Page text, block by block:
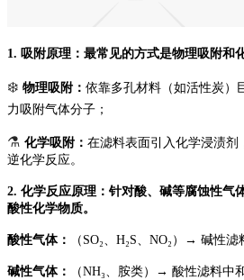
1. 吸附原理：最常见的方式是物理吸附和
❄️ 物理吸附： 依靠多孔材料 （如活性炭
力吸附气体分子；
⚗️ 化学吸附： 在滤料表面引入化学浸渍
逆化学反应。
2. 化学反应原理：针对酸、碱等腐蚀性气
酸性化学物质。
酸性气体： （SO₂、H₂S、NO₂）→ 碱性滤
碱性气体： （NH₃、胺类）→ 酸性滤料中和